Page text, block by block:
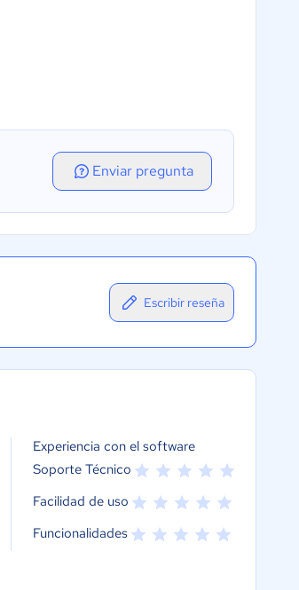
Enviar pregunta
Escribir reseña
Experiencia con el software
Soporte Técnico
Facilidad de uso
Funcionalidades